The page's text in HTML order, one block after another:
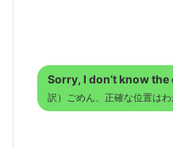
Sorry, I don’t know
訳）ごめん、正確な位置はわ